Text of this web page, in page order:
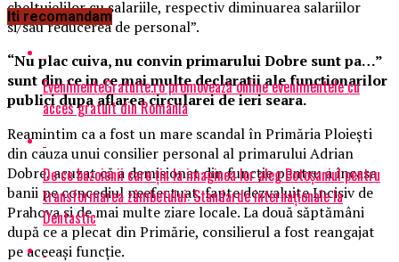
cheltuielilor cu salariile, respectiv diminuarea salariilor
si/sau reducerea de personal”.
“Nu plac cuiva, nu convin primarului Dobre sunt pa…”
sunt din ce in ce mai multe declaratii ale functionarilor
publici dupa aflarea circularei de ieri seara.
Reamintim ca a fost un mare scandal în Primăria Ploieşti
din cauza unui consilier personal al primarului Adrian
Dobre, acuzat că a demisionat din funcţie pentru a încasa
banii pe concediul neefectuat, fapte dezvaluite Incisiv de
Prahova si de mai multe ziare locale. La două săptămâni
după ce a plecat din Primărie, consilierul a fost reangajat
pe aceeaşi funcţie.
Iti recomandam
EvenimenteGratuite.ro promovează online evenimentele cu
acces gratuit din România
De ce buzoienii care țin la imaginea lor aleg Botoșaniul pentru
transformarea zâmbetului: Standarde internaționale la
Dentastic